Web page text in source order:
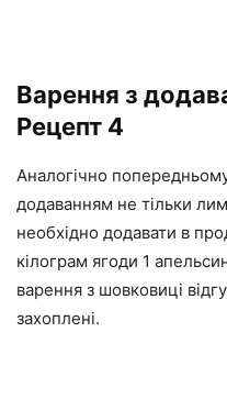
Варення з
Рецепт 4
Аналогічно
додаванням не тільки
необхідно додавати в
кілограм ягоди 1
варення з шовковиці
захоплені.